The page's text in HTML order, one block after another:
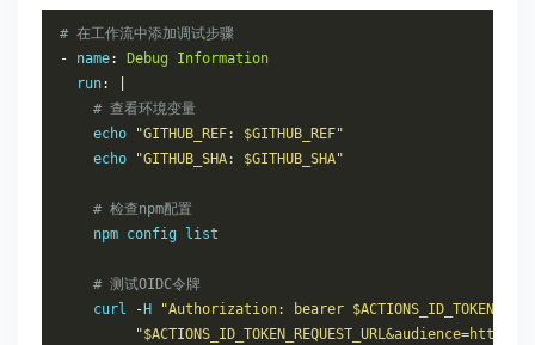
# 在工作流中添加调试步骤
- name: Debug
Information
  run
:
# 查看环境变量
    echo
"GITHUB_REF: $GITHUB_REF"
    echo
"GITHUB_SHA: $GITHUB_SHA"
# 检查npm配置
    npm config list
# 测试OIDC令牌
    curl
- H
"Authorization: bearer